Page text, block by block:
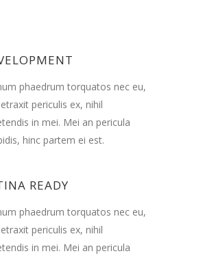
phaedrum torquatos nec eu,
periculis ex, nihil
in mei. Mei an pericula
hinc partem ei est.
READY
phaedrum torquatos nec eu,
periculis ex, nihil
in mei. Mei an pericula